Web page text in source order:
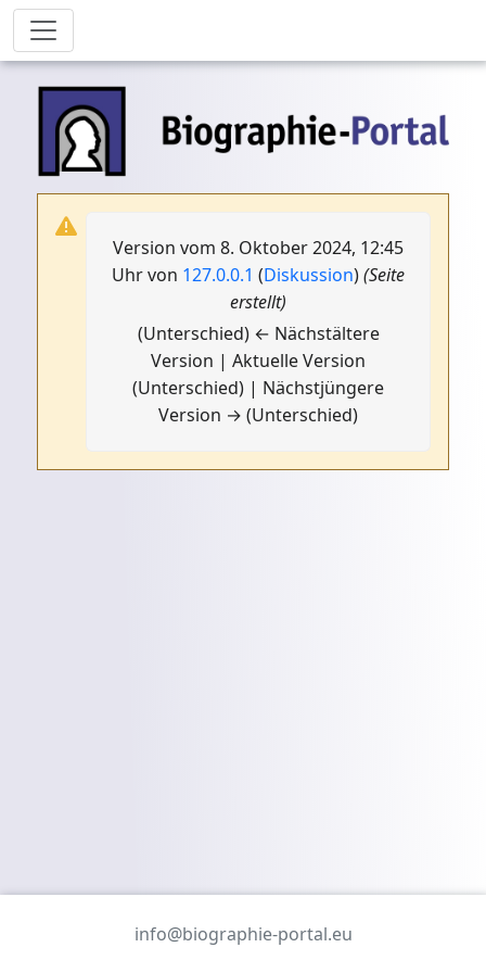
Version vom 8. Oktober 2024, 12:45
Uhr von 127.0.0.1 (Diskussion)(Seite
erstellt)
(Unterschied) ← Nächstältere
Version | Aktuelle Version
(Unterschied) | Nächstjüngere
Version → (Unterschied)
info@biographie-portal.eu